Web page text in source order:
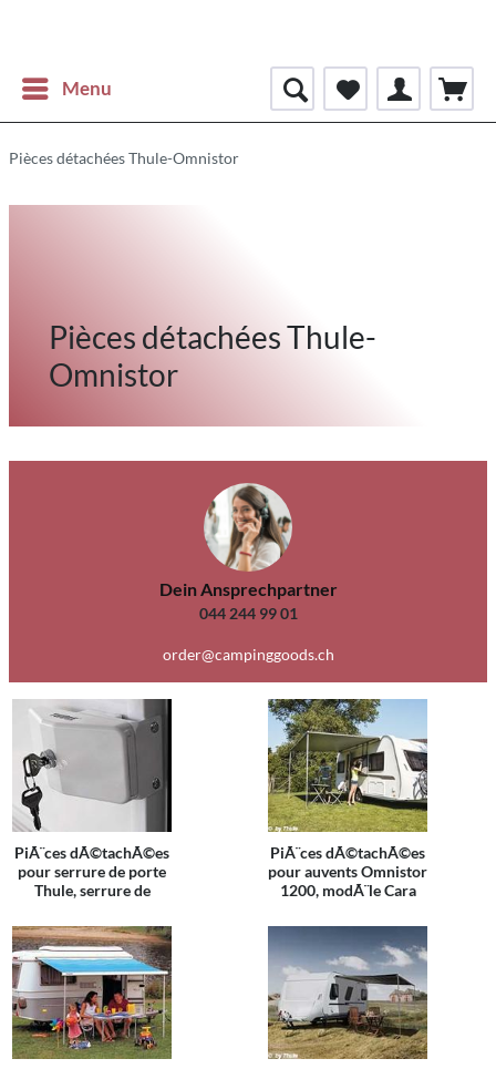
Menu
Pièces détachées Thule-Omnistor
Pièces détachées Thule-
Omnistor
Dein Ansprechpartner
044 244 99 01
order@campinggoods.ch
PiÃ¨ces dÃ©tachÃ©es
pour serrure de porte
Thule, serrure de
PiÃ¨ces dÃ©tachÃ©es
pour auvents Omnistor
1200, modÃ¨le Cara